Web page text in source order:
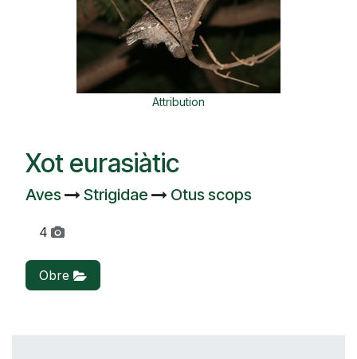
Attribution
Xot eurasiàtic
Aves Strigidae Otus scops
4
Obre